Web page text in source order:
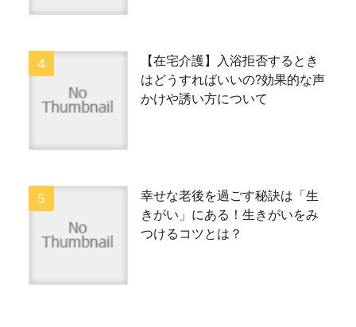
【在宅介護】入浴拒否するとき
はどうすればいいの?効果的な声
かけや誘い方について
幸せな老後を過ごす秘訣は「生
きがい」にある！生きがいをみ
つけるコツとは？